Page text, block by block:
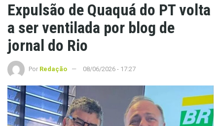
Expulsão de Quaquá do PT volta
a ser ventilada por blog de
jornal do Rio
Por Redação 08/06/2026 - 17:27